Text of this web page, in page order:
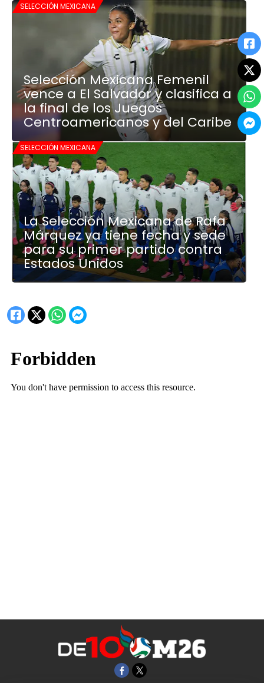
SELECCIÓN MEXICANA
Selección Mexicana Femenil
vence a El Salvador y clasifica a
la final de los Juegos
Centroamericanos y del Caribe
SELECCIÓN MEXICANA
La Selección Mexicana de Rafa
Márquez ya tiene fecha y sede
para su primer partido contra
Estados Unidos